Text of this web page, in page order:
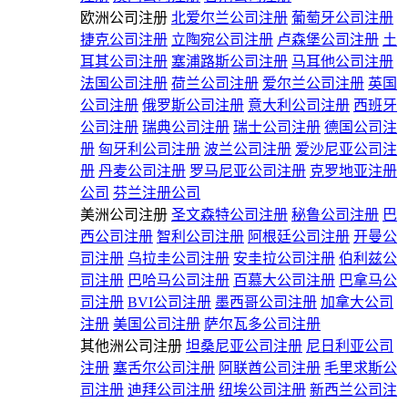
欧洲公司注册 北爱尔兰公司注册 葡萄牙公司注册
捷克公司注册 立陶宛公司注册 卢森堡公司注册 土
耳其公司注册 塞浦路斯公司注册 马耳他公司注册
法国公司注册 荷兰公司注册 爱尔兰公司注册 英国
公司注册 俄罗斯公司注册 意大利公司注册 西班牙
公司注册 瑞典公司注册 瑞士公司注册 德国公司注
册 匈牙利公司注册 波兰公司注册 爱沙尼亚公司注
册 丹麦公司注册 罗马尼亚公司注册 克罗地亚注册
公司 芬兰注册公司
美洲公司注册 圣文森特公司注册 秘鲁公司注册 巴
西公司注册 智利公司注册 阿根廷公司注册 开曼公
司注册 乌拉圭公司注册 安圭拉公司注册 伯利兹公
司注册 巴哈马公司注册 百慕大公司注册 巴拿马公
司注册 BVI公司注册 墨西哥公司注册 加拿大公司
注册 美国公司注册 萨尔瓦多公司注册
其他洲公司注册 坦桑尼亚公司注册 尼日利亚公司
注册 塞舌尔公司注册 阿联酋公司注册 毛里求斯公
司注册 迪拜公司注册 纽埃公司注册 新西兰公司注